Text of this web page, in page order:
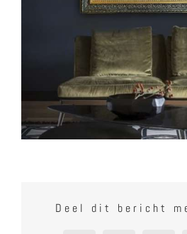
Deel dit bericht